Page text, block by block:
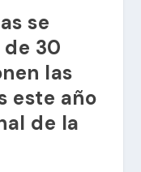
se
30
las
este año
de la